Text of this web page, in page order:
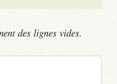
des lignes vides.